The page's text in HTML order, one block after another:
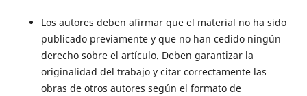
Los autores deben afirmar que el material no ha sido
publicado previamente y que no han cedido ningún
derecho sobre el artículo. Deben garantizar la
originalidad del trabajo y citar correctamente las
obras de otros autores según el formato de